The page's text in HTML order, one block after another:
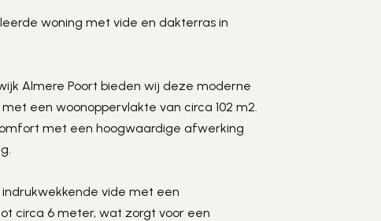
woning met vide en dakterras in
Almere Poort bieden wij deze moderne
een woonoppervlakte van circa 102 m2.
met een hoogwaardige afwerking
vide met een
circa 6 meter, wat zorgt voor een